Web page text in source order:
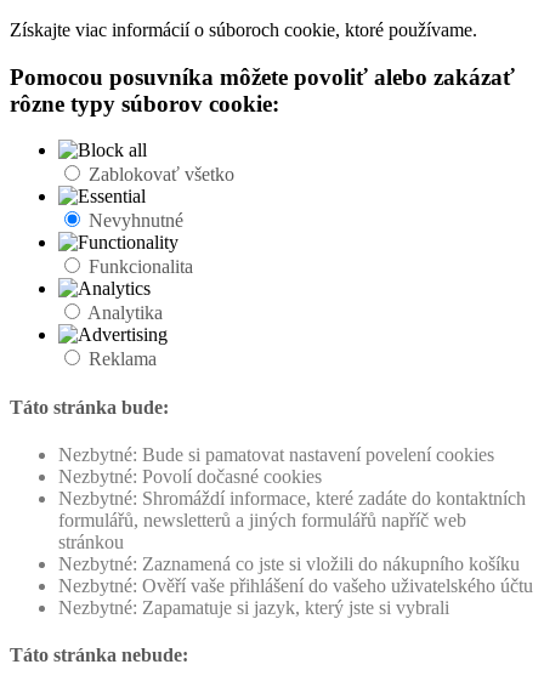
Získajte viac informácií o súboroch cookie, ktoré používame.
Pomocou posuvníka môžete povoliť alebo zakázať
rôzne typy súborov cookie:
Zablokovať všetko
Nevyhnutné
Funkcionalita
Analytika
Reklama
Táto stránka bude:
Nezbytné: Bude si pamatovat nastavení povelení cookies
Nezbytné: Povolí dočasné cookies
Nezbytné: Shromáždí informace, které zadáte do kontaktních
formulářů, newsletterů a jiných formulářů napříč web
stránkou
Nezbytné: Zaznamená co jste si vložili do nákupního košíku
Nezbytné: Ověří vaše přihlášení do vašeho uživatelského účtu
Nezbytné: Zapamatuje si jazyk, který jste si vybrali
Táto stránka nebude: